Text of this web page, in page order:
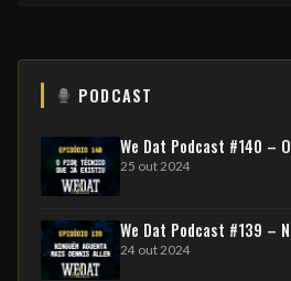
PODCAST
We Dat Podcast #140 –
25 out 2024
We Dat Podcast #139 –
24 out 2024